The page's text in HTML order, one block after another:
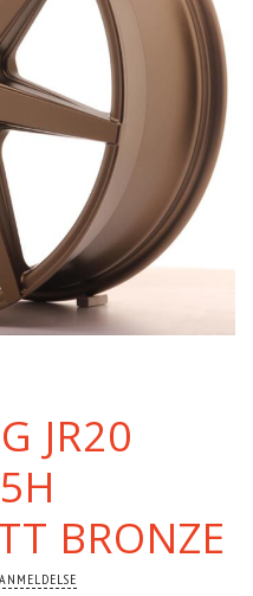
JR20
BRONZE